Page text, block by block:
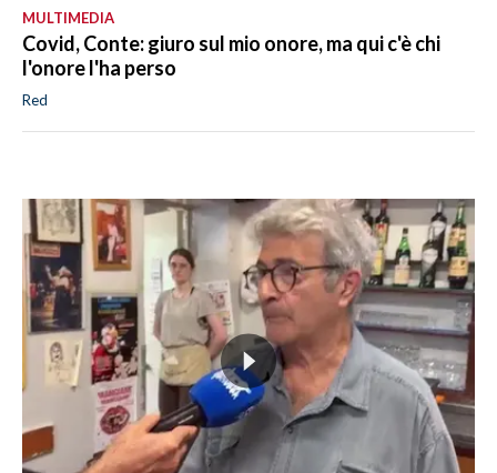
MULTIMEDIA
Covid, Conte: giuro sul mio onore, ma qui c'è chi
l'onore l'ha perso
Red